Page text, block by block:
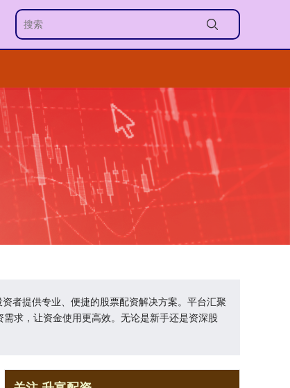
者提供专业、便捷的股票配资解决方案。平台汇聚
求，让资金使用更高效。无论是新手还是资深股